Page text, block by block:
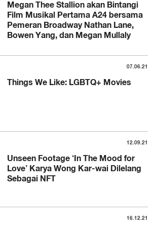
Megan Thee Stallion akan Bintangi
Film Musikal Pertama A24 bersama
Pemeran Broadway Nathan Lane,
Bowen Yang, dan Megan Mullaly
07.06.21
Things We Like: LGBTQ+ Movies
12.09.21
Unseen Footage ‘In The Mood for
Love’ Karya Wong Kar-wai Dilelang
Sebagai NFT
16.12.21